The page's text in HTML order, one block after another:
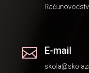
 E-mail